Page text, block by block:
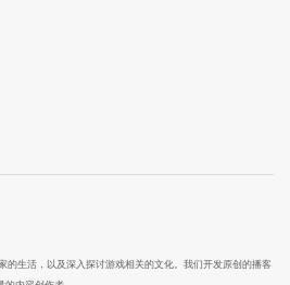
的生活，以及深入探讨游戏相关的文化。我们开发原创的播客